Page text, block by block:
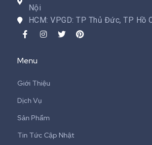
Nội
HCM: VPGD: TP Thủ Đức, TP Hồ
Menu
Giới Thiệu
Dịch Vụ
Sản Phẩm
Tin Tức Cập Nhật